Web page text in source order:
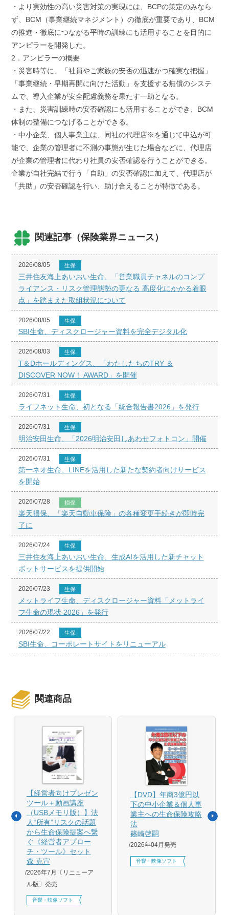
・より実効性の高い災害対策の実現には、BCPの策定のみなら
ず、BCM（事業継続マネジメント）の徹底が重要であり、BCM
の推進・徹底につながる平時の訓練にも活用することを目的に
アンピラーを開発した。
2．アンピラーの概要
・災害時等に、「社員やご家族の安否の迅速かつ確実な把握」
「事業継続・早期再開に向けた活動」を支援する無償のシステ
ムで、導入企業が安全配慮義務を果たす一助となる。
・また、災害訓練時の安否確認にも活用することができ、BCM
体制の整備につなげることができる。
・中小企業、個人事業主は、同社の代理店※を通じて申込が可
能で、企業の管理者に不測の事態が生じた場合などに、代理店
が企業の管理者に代わり社員の安否確認を行うことができる。
企業が自社完結で行う「自助」の安否確認に加えて、代理店が
「共助」の安否確認を行い、助け合えることが特徴である。
関連記事（保険業界ニュース）
2026/08/05 生保
三井住友海上あいおい生命、「営業職員チャネルのコンプ
ライアンス・リスク管理態勢の更なる 高度化にかかる着眼
点」を踏まえた取組状況について
2026/08/05 生保
SBI生命、ディスクロージャー資料を完全デジタル化
2026/08/03 生保
T＆Dホールディングス、「わたしたちのTRY ＆
DISCOVER NOW！ AWARD」を開催
2026/07/31 生保
ライフネット生命、初となる「統合報告書2026」を発行
2026/07/31 生保
明治安田生命、「2026明治安田しあわせフォトコン」開催
2026/07/31 生保
第一ネオ生命、LINEを活用した新たな契約者向けサービス
を開始
2026/07/28 損保
楽天損保、「楽天自動車保険」の各種変更手続きが即時完
了に
2026/07/24 生保
三井住友海上あいおい生命、生成AIを活用した新チャット
ボットサービスを提供開始
2026/07/23 生保
メットライフ生命、ディスクロージャー資料「メットライ
フ生命の現状 2026」を発行
2026/07/22 生保
SBI生命、コーポレートサイトをリニューアル
関連商品
【経営者向けプレゼン
ツール＋動画講座
（USBメモリ版）】法
人“所有”リスクの話題
から生命保険提案へ繋
ぐ《経営者アプロー
チ・ツール》セット
森 克宣
2026年7月〔リニューア
ル版〕発売
音響・映像ソフト
【DVD】年商3億円以
下の中小企業＆個人事
業主への生命保険攻略
法
篠崎啓嗣
2026年04月発売
音響・映像ソフト